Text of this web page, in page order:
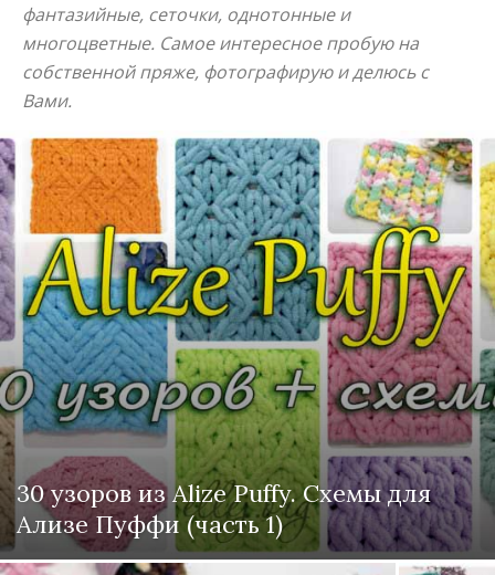
фантазийные, сеточки, однотонные и
многоцветные. Самое интересное пробую на
собственной пряже, фотографирую и делюсь с
Вами.
30 узоров из Alize Puffy. Схемы для
Ализе Пуффи (часть 1)